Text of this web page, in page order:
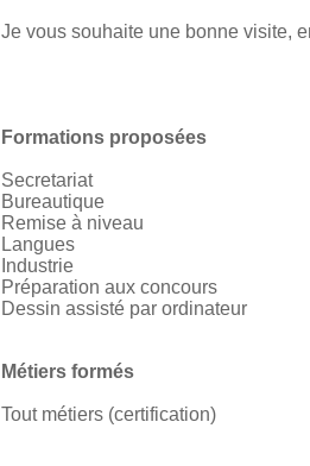
Je vous souhaite une bonne visite,
Formations proposées
Secretariat
Bureautique
Remise à niveau
Langues
Industrie
Préparation aux concours
Dessin assisté par ordinateur
Métiers formés
Tout métiers (certification)